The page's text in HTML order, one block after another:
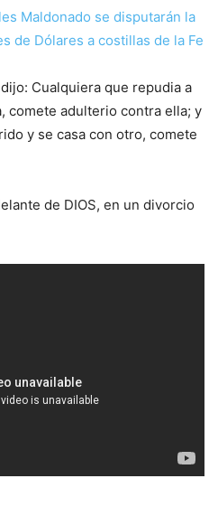
Maldonado se disputarán la
de Dólares a costillas de la Fe
Cualquiera que repudia a
comete adulterio contra ella; y
y se casa con otro, comete
de DIOS, en un divorcio